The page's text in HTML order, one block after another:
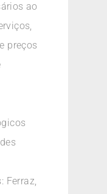
ao
preços
Ferraz,